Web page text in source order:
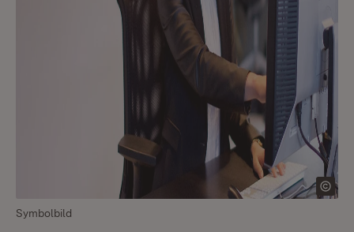
Symbolbild